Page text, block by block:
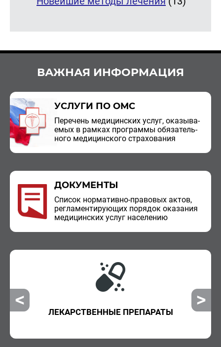
ВАЖНАЯ ИНФОРМАЦИЯ
УСЛУГИ ПО ОМС
Пе­ре­чень ме­ди­цин­ских услуг, ока­зы­ва­
е­мых в рам­ках про­грам­мы обя­за­тель­
но­го ме­ди­цин­ско­го стра­хо­ва­ния
ДОКУМЕНТЫ
Спи­сок нор­ма­тив­но-пра­во­вых актов,
ре­гла­мен­ти­ру­ю­щих по­ря­док ока­за­ния
ме­ди­цин­ских услуг на­се­ле­нию
ЛЕКАРСТВЕННЫЕ ПРЕПАРАТЫ